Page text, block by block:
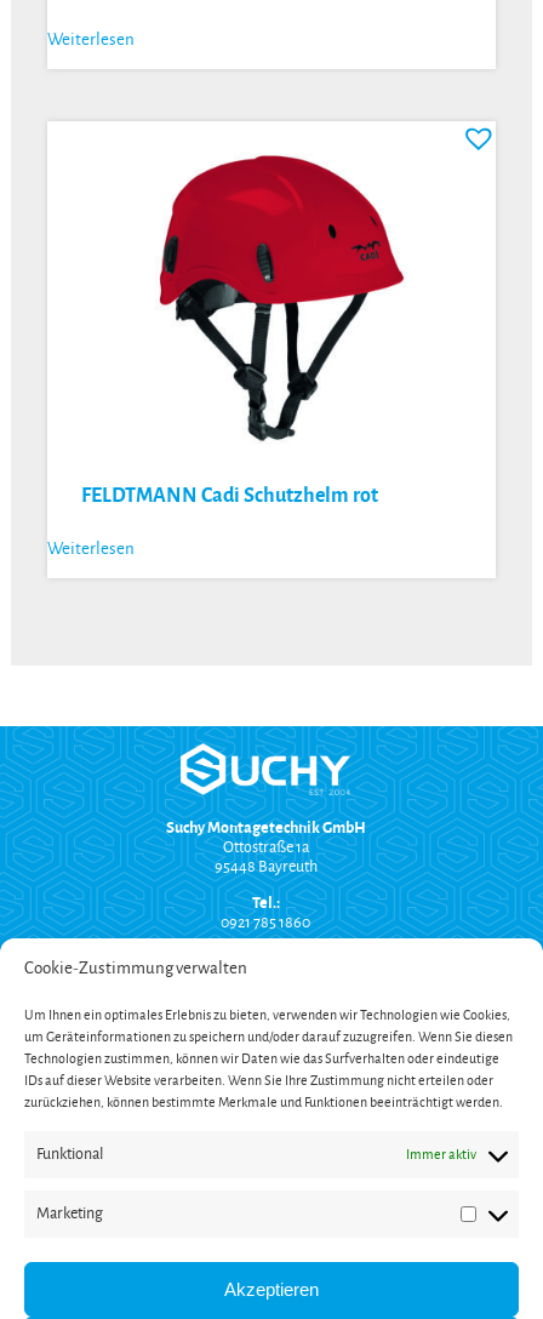
Cookie-Zustimmung verwalten
Um Ihnen ein optimales Erlebnis zu bieten, verwenden wir Technologien wie Cookies,
um Geräteinformationen zu speichern und/oder darauf zuzugreifen. Wenn Sie diesen
Technologien zustimmen, können wir Daten wie das Surfverhalten oder eindeutige
IDs auf dieser Website verarbeiten. Wenn Sie Ihre Zustimmung nicht erteilen oder
zurückziehen, können bestimmte Merkmale und Funktionen beeinträchtigt werden.
Funktional Immer aktiv
Marketing
Akzeptieren
Weiterlesen
FELDTMANN Cadi Schutzhelm rot
Weiterlesen
Suchy Montagetechnik GmbH
Ottostraße 1a
95448 Bayreuth
Tel.:
0921 785 1860
info@suchy-montagetechnik.de
Versand und Zahlung
AGB
Widerrufsbelehrung
Impressum
Datenschutzerklärung